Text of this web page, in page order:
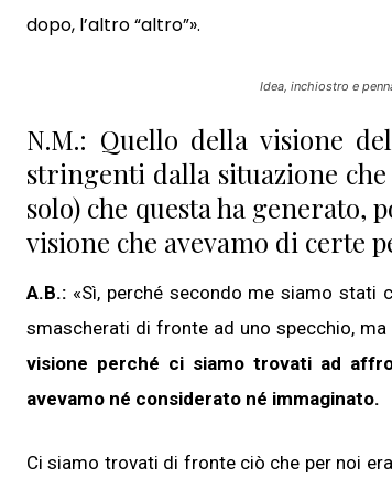
dopo, l’altro “altro”».
Idea, inchiostro e
N.M.: Quello della visione
stringenti dalla situazione
solo) che questa ha
visione che avevamo di certe
A.B.: «Sì, perché secondo me siamo stati
smascherati di fronte ad uno specchio,
visione perché ci siamo trovati ad
avevamo né considerato né immaginato.
Ci siamo trovati di fronte ciò che per noi